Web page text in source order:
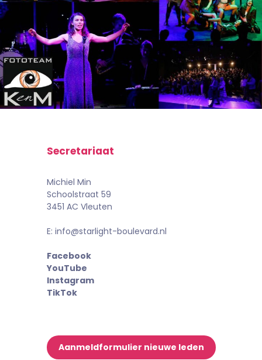
Secretariaat
Michiel Min
Schoolstraat 59
3451 AC Vleuten
E: info@starlight-boulevard.nl
Facebook
YouTube
Instagram
TikTok
Aanmeldformulier nieuwe leden